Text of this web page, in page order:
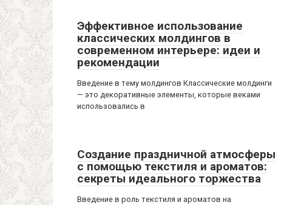
Эффективное использование
классических молдингов в
современном интерьере: идеи и
рекомендации
Введение в тему молдингов Классические молдинги
— это декоративные элементы, которые веками
использовались в
Создание праздничной атмосферы
с помощью текстиля и ароматов:
секреты идеального торжества
Введение в роль текстиля и ароматов на